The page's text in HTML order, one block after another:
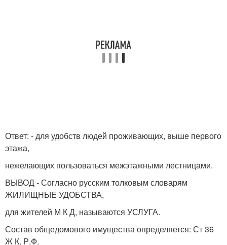
Ответ: - для удобств людей проживающих, выше первого
этажа,
нежелающих пользоваться межэтажными лестницами.
ВЫВОД - Согласно русским толковым словарям
ЖИЛИЩНЫЕ УДОБСТВА,
для жителей М К Д, называются УСЛУГА.
Состав общедомового имущества определяется: Ст 36
Ж К. Р.Ф.